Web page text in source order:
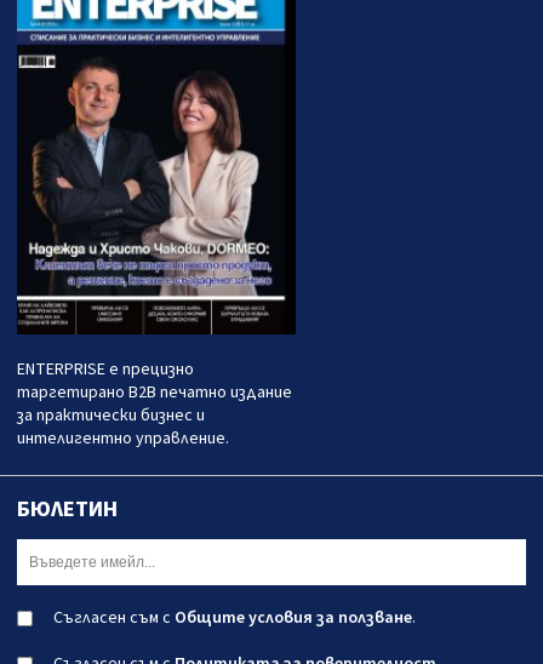
ENTERPRISE е прецизно
таргетирано B2B печатно издание
за практически бизнес и
интелигентно управление.
БЮЛЕТИН
Съгласен съм с Общите условия за ползване.